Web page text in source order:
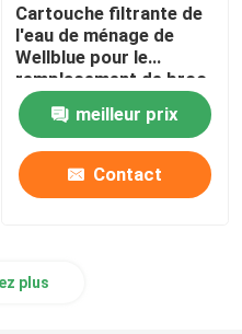
Cartouche filtrante de
l'eau de ménage de
Wellblue pour le
remplacement de broc
écologique
meilleur prix
Contact
plus